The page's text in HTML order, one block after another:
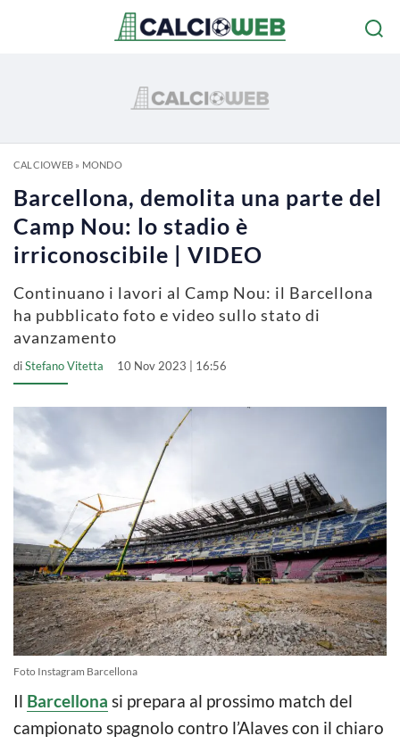
CALCIOWEB» MONDO
Barcellona, demolita una parte del
Camp Nou: lo stadio è
irriconoscibile | VIDEO
Continuano i lavori al Camp Nou: il Barcellona
ha pubblicato foto e video sullo stato di
avanzamento
diStefano Vitetta 10 Nov 2023 | 16:56
Foto Instagram Barcellona
Il Barcellona si prepara al prossimo match del
campionato spagnolo contro l’Alaves con il chiaro